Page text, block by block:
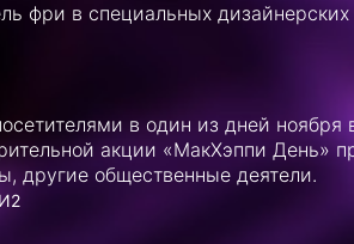
фри в специальных дизайнерских
в один из дней
акции «МакХэппи День»
другие общественные деятели.